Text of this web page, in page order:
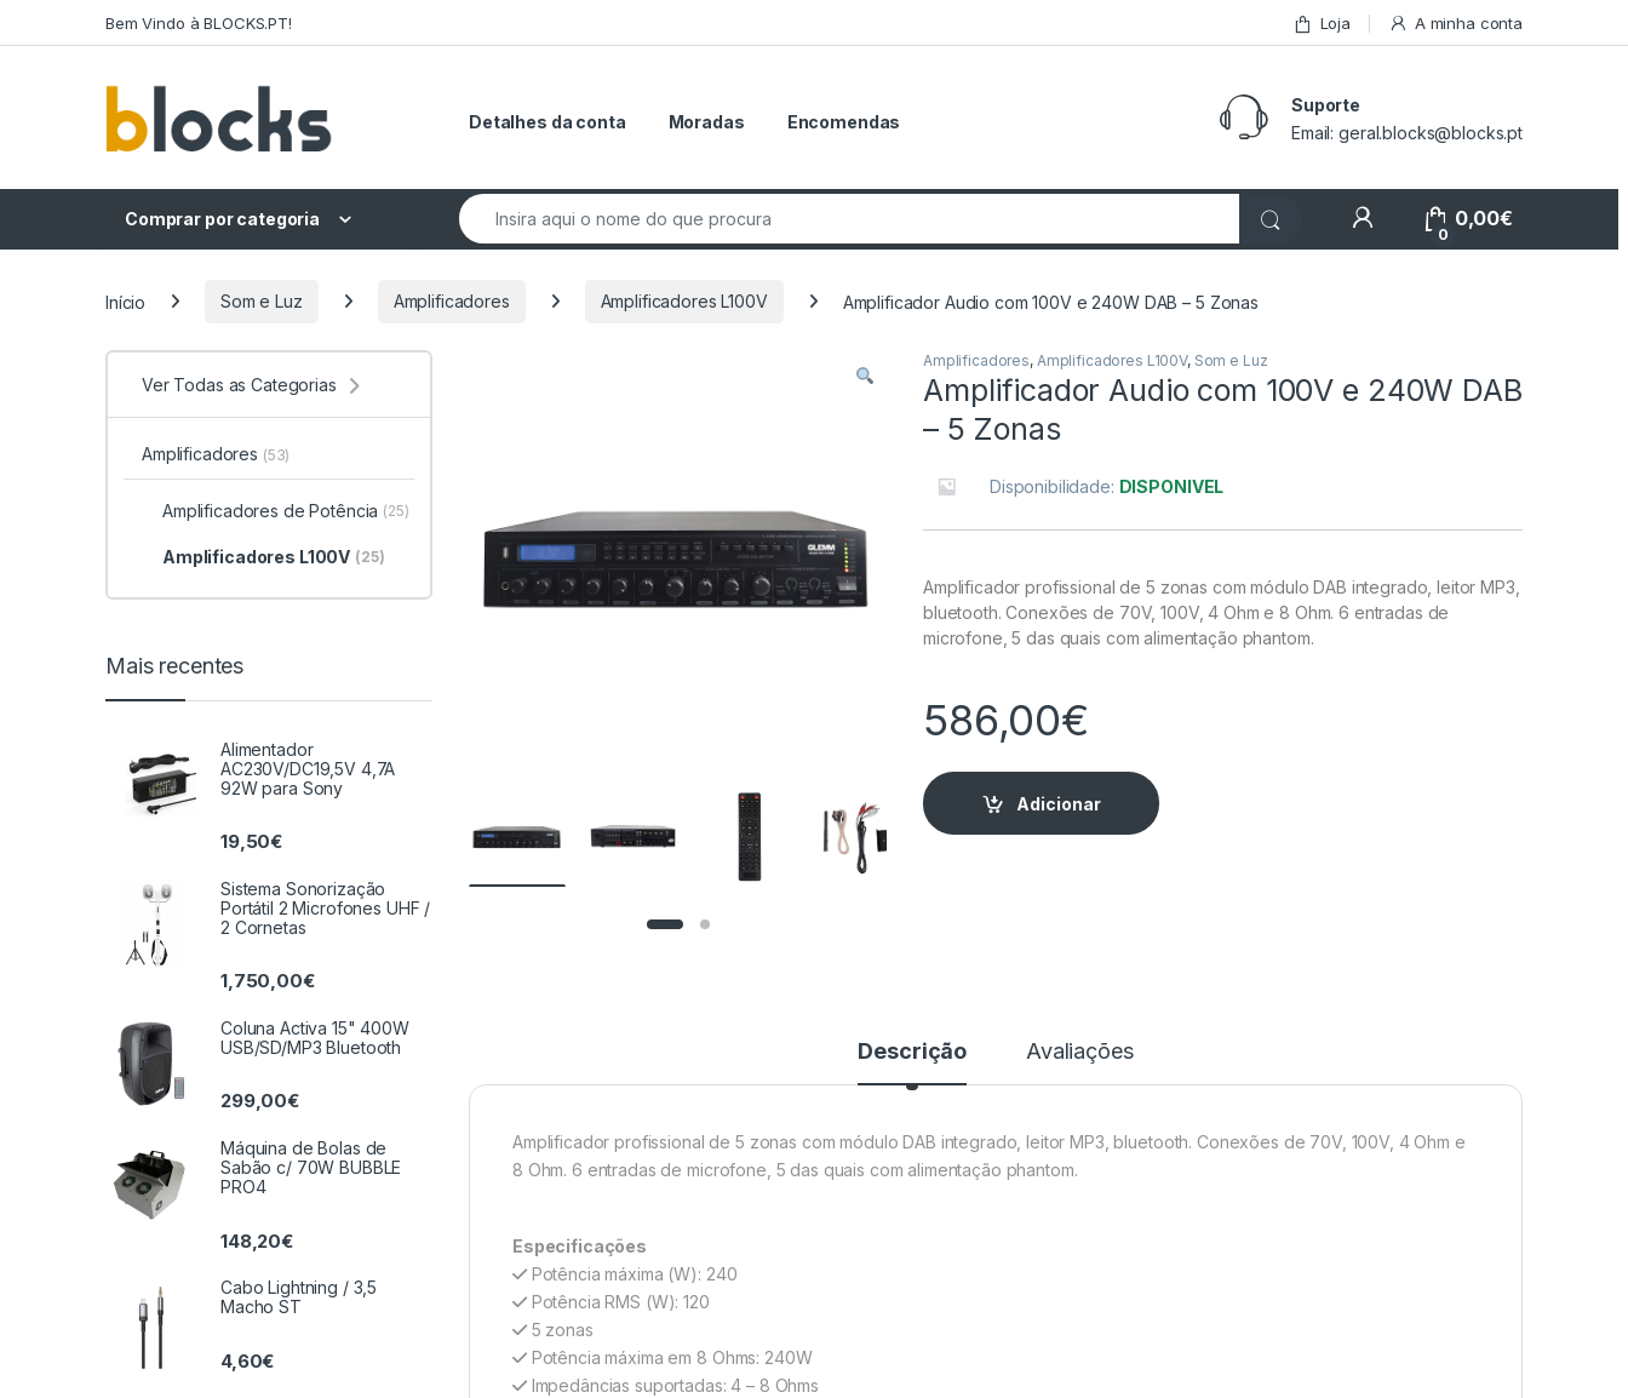
Bem Vindo à BLOCKS.PT! Loja A minha conta
Detalhes da conta Moradas Encomendas
Suporte
Email: geral.blocks@blocks.pt
Comprar por categoria
Search for:
My Account
0
0,00€
Início Som e Luz Amplificadores Amplificadores L100V Amplificador Audio com 100V e 240W DAB – 5 Zonas
Amplificadores, Amplificadores L100V, Som e Luz
Amplificador Audio com 100V e 240W DAB
– 5 Zonas
Disponibilidade: DISPONIVEL
Amplificador profissional de 5 zonas com módulo DAB integrado, leitor MP3,
bluetooth. Conexões de 70V, 100V, 4 Ohm e 8 Ohm. 6 entradas de
microfone, 5 das quais com alimentação phantom.
586,00€
Adicionar
Descrição Avaliações
Amplificador profissional de 5 zonas com módulo DAB integrado, leitor MP3, bluetooth. Conexões de 70V, 100V, 4 Ohm e
8 Ohm. 6 entradas de microfone, 5 das quais com alimentação phantom.
Especificações
Potência máxima (W): 240
Potência RMS (W): 120
5 zonas
Potência máxima em 8 Ohms: 240W
Impedâncias suportadas: 4 – 8 Ohms
Ver Todas as Categorias
Amplificadores (53)
Amplificadores de Potência (25)
Amplificadores L100V (25)
Mais recentes
Alimentador
AC230V/DC19,5V 4,7A
92W para Sony
19,50€
Sistema Sonorização
Portátil 2 Microfones UHF /
2 Cornetas
1,750,00€
Coluna Activa 15" 400W
USB/SD/MP3 Bluetooth
299,00€
Máquina de Bolas de
Sabão c/ 70W BUBBLE
PRO4
148,20€
Cabo Lightning / 3,5
Macho ST
4,60€